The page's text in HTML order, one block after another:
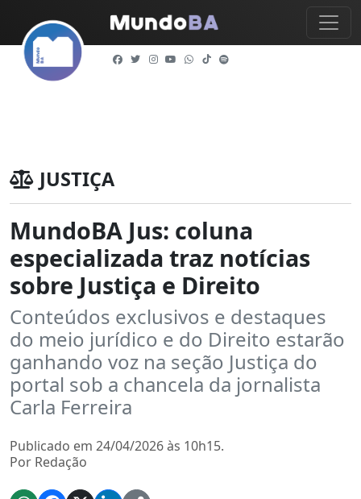
JUSTIÇA
MundoBA Jus: coluna
especializada traz notícias
sobre Justiça e Direito
Conteúdos exclusivos e destaques
do meio jurídico e do Direito estarão
ganhando voz na seção Justiça do
portal sob a chancela da jornalista
Carla Ferreira
Publicado em 24/04/2026 às 10h15.
Por Redação